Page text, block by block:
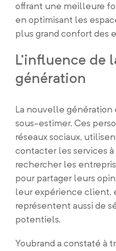
offrant une meilleure
en optimisant les
plus grand confort des
L’influence de
génération
La nouvelle génération
sous-estimer. Ces
réseaux sociaux,
contacter les services
rechercher les
pour partager leurs
leur expérience client,
représentent aussi de
potentiels.
Youbrand a constaté à